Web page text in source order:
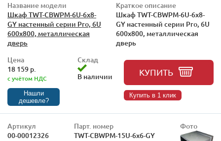
Название модели
Шкаф TWT-CBWPM-6U-6x8-
GY настенный серии Pro, 6U
600x800, металлическая
дверь
Краткое описание
Шкаф TWT-CBWPM-6U-6x8-
GY настенный серии Pro, 6U
600x800, металлическая
дверь
Цена
18 159 р.
с учётом НДС
Нашли
дешевле?
Склад
В наличии
КУПИТЬ
Купить в 1 клик
Артикул
00-00012326
Парт. номер
TWT-CBWPM-15U-6x6-GY
Фото